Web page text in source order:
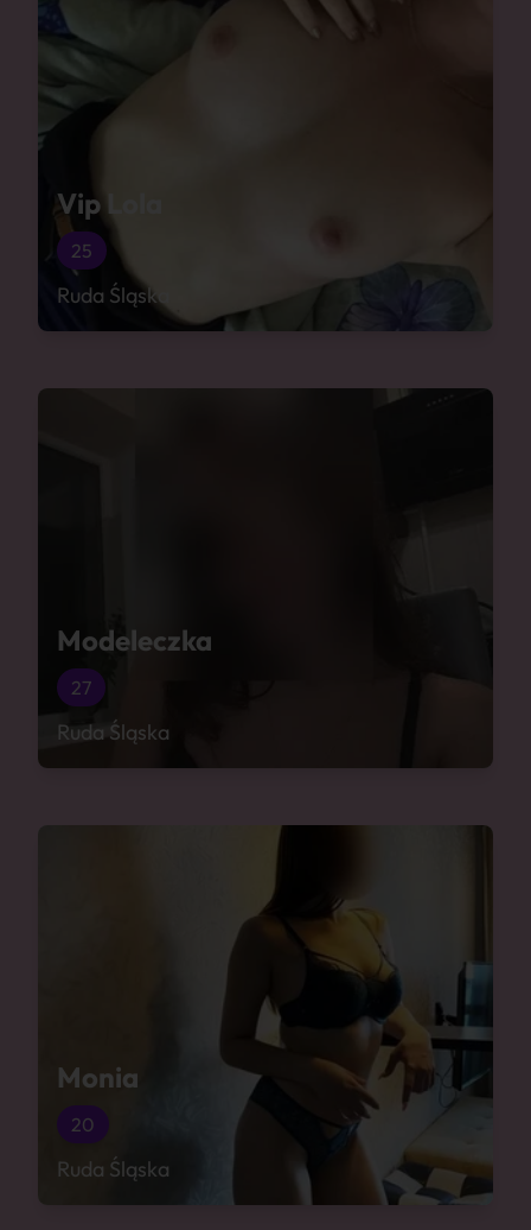
Vip Lola
25
Ruda Śląska
Modeleczka
27
Ruda Śląska
Monia
20
Ruda Śląska